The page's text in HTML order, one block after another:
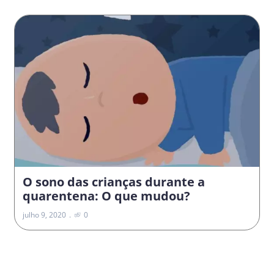
O sono das crianças durante a
quarentena: O que mudou?
julho 9, 2020 0